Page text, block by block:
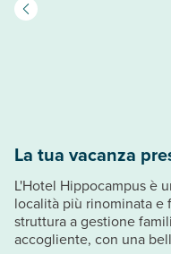
La tua vacanza
L'Hotel Hippocampus è
località più rinominata e
struttura a gestione
accogliente, con una